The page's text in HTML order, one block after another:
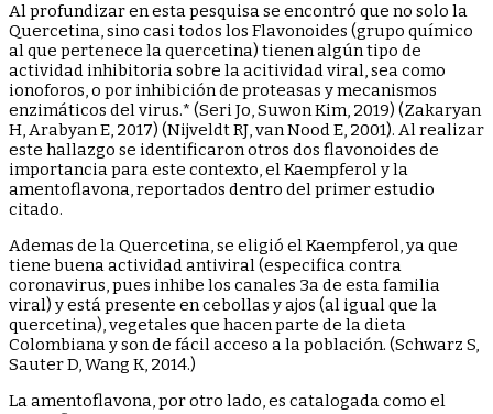
Al profundizar en esta pesquisa se encontró que no solo la
Quercetina, sino casi todos los Flavonoides (grupo químico
al que pertenece la quercetina) tienen algún tipo de
actividad inhibitoria sobre la acitividad viral, sea como
ionoforos, o por inhibición de proteasas y mecanismos
enzimáticos del virus.* (Seri Jo, Suwon Kim, 2019) (Zakaryan
H, Arabyan E, 2017) (Nijveldt RJ, van Nood E, 2001). Al realizar
este hallazgo se identificaron otros dos flavonoides de
importancia para este contexto, el Kaempferol y la
amentoflavona, reportados dentro del primer estudio
citado.
Ademas de la Quercetina, se eligió el Kaempferol, ya que
tiene buena actividad antiviral (especifica contra
coronavirus, pues inhibe los canales 3a de esta familia
viral) y está presente en cebollas y ajos (al igual que la
quercetina), vegetales que hacen parte de la dieta
Colombiana y son de fácil acceso a la población. (Schwarz S,
Sauter D, Wang K, 2014.)
La amentoflavona, por otro lado, es catalogada como el